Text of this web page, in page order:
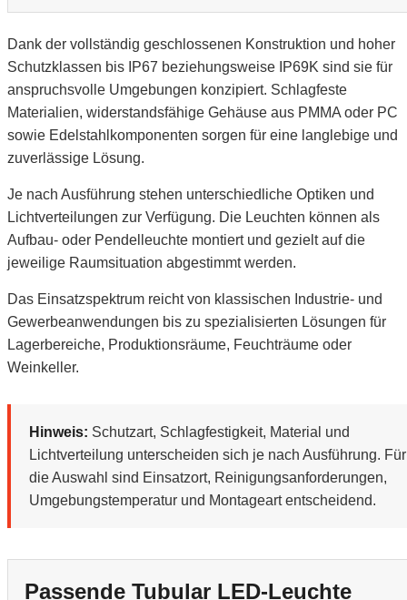
Dank der vollständig geschlossenen Konstruktion und hoher
Schutzklassen bis IP67 beziehungsweise IP69K sind sie für
anspruchsvolle Umgebungen konzipiert. Schlagfeste
Materialien, widerstandsfähige Gehäuse aus PMMA oder PC
sowie Edelstahlkomponenten sorgen für eine langlebige und
zuverlässige Lösung.
Je nach Ausführung stehen unterschiedliche Optiken und
Lichtverteilungen zur Verfügung. Die Leuchten können als
Aufbau- oder Pendelleuchte montiert und gezielt auf die
jeweilige Raumsituation abgestimmt werden.
Das Einsatzspektrum reicht von klassischen Industrie- und
Gewerbeanwendungen bis zu spezialisierten Lösungen für
Lagerbereiche, Produktionsräume, Feuchträume oder
Weinkeller.
Hinweis: Schutzart, Schlagfestigkeit, Material und
Lichtverteilung unterscheiden sich je nach Ausführung. Für
die Auswahl sind Einsatzort, Reinigungsanforderungen,
Umgebungstemperatur und Montageart entscheidend.
Passende Tubular LED-Leuchte